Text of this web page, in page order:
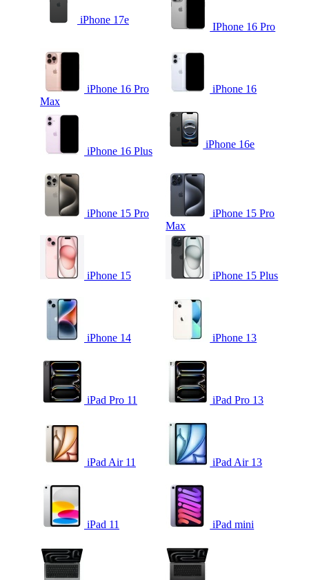
iPhone 17e
IPhone 16 Pro
iPhone 16 Pro
Max
iPhone 16
iPhone 16 Plus
iPhone 16e
iPhone 15 Pro
iPhone 15 Pro
Max
iPhone 15 iPhone 15 Plus
iPhone 14 iPhone 13
iPad Pro 11 iPad Pro 13
iPad Air 11 iPad Air 13
iPad 11 iPad mini